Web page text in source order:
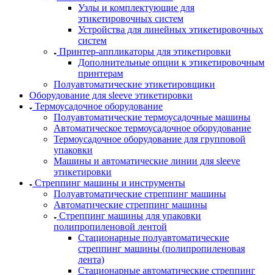
Узлы и комплектующие для
этикетировочных систем
Устройства для линейных этикетировочных
систем
Принтер-аппликаторы для этикетировки
Дополнительные опции к этикетировочным
принтерам
Полуавтоматические этикетировщики
Оборудование для sleeve этикетировки
Термоусадочное оборудование
Полуавтоматические термоусадочные машины
Автоматическое термоусадочное оборудование
Термоусадочное оборудование для групповой
упаковки
Машины и автоматические линии для sleeve
этикетировки
Стреппинг машины и инструменты
Полуавтоматические стреппинг машины
Автоматические стреппинг машины
Стреппинг машины для упаковки
полипропиленовой лентой
Стационарные полуавтоматические
стреппинг машины (полипропиленовая
лента)
Стационарные автоматические стреппинг